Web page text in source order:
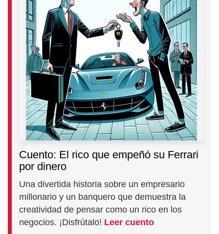
Cuento: El rico que empeñó su Ferrari
por dinero
Una divertida historia sobre un empresario
millonario y un banquero que demuestra la
creatividad de pensar como un rico en los
negocios. ¡Disfrútalo! Leer cuento